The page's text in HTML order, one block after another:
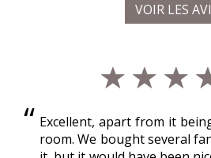
VOIR LES
Excellent, apart from it
room. We bought several